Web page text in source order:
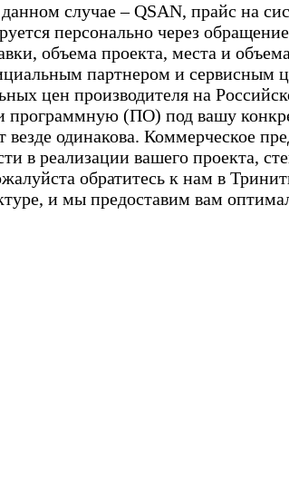
данном случае – QSAN, прайс на
персонально через
объема проекта, места и
партнером и сервисным
цен производителя на
(ПО) под вашу
одинакова. Коммерческое
в реализации вашего проекта,
обратитесь к нам в
и мы предоставим вам